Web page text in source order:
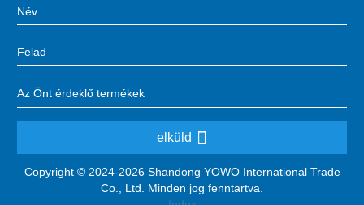
elküld
Copyright © 2024-2026 Shandong YOWO International Trade
Co., Ltd. Minden jog fenntartva.